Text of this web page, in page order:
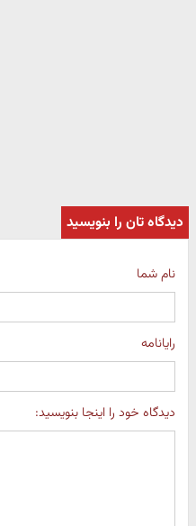
دیدگاه تان را بنویسید
نام شما
رایانامه
دیدگاه خود را اینجا بنویسید: